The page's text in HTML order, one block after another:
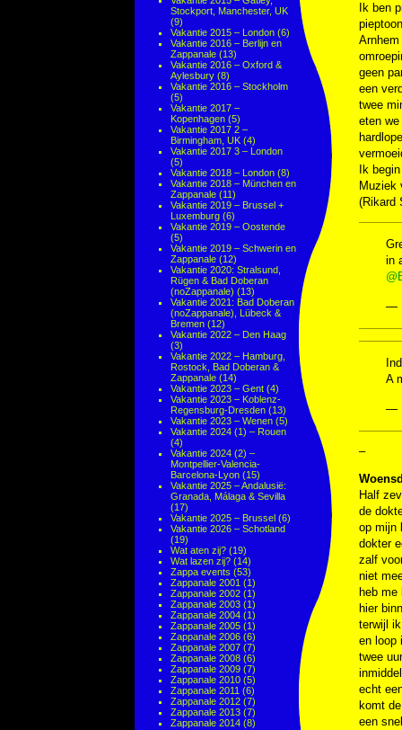
Stockport, Manchester, UK
(9)
Vakantie 2015 – London (6)
Vakantie 2016 – Berlijn en
Zappanale (13)
Vakantie 2016 – Oxford &
Aylesbury (8)
Vakantie 2016 – Stockholm
(5)
Vakantie 2017 –
Kopenhagen (5)
Vakantie 2017 2 –
Birmingham, UK (4)
Vakantie 2017 3 – London
(5)
Vakantie 2018 – London (8)
Vakantie 2018 – München en
Zappanale (11)
Vakantie 2019 – Brussel +
Luxemburg (6)
Vakantie 2019 – Oostende
(5)
Vakantie 2019 – Schwerin en
Zappanale (12)
Vakantie 2020: Stralsund,
Rügen & Bad Doberan
(noZappanale) (13)
Vakantie 2021: Bad Doberan
(noZappanale), Lübeck &
Bremen (12)
Vakantie 2022 – Den Haag
(3)
Vakantie 2022 – Hamburg,
Rostock, Bad Doberan &
Zappanale (14)
Vakantie 2023 – Gent (4)
Vakantie 2023 – Koblenz-
Regensburg-Dresden (13)
Vakantie 2023 – Wenen (5)
Vakantie 2024 (1) – Rouen
(4)
Vakantie 2024 (2) –
Montpellier-Valencia-
Barcelona-Lyon (15)
Vakantie 2025 – Andalusië:
Granada, Málaga & Sevilla
(17)
Vakantie 2025 – Brussel (6)
Vakantie 2026 – Schotland
(19)
Wat aten zij? (19)
Wat lazen zij? (14)
Zappa events (53)
Zappanale 2001 (1)
Zappanale 2002 (1)
Zappanale 2003 (1)
Zappanale 2004 (1)
Zappanale 2005 (1)
Zappanale 2006 (6)
Zappanale 2007 (7)
Zappanale 2008 (6)
Zappanale 2009 (7)
Zappanale 2010 (5)
Zappanale 2011 (6)
Zappanale 2012 (7)
Zappanale 2013 (7)
Zappanale 2014 (8)
Ik ben
geen
een
twee
eten
Ik
Muziek
(Rikard
in
—
A
—
–
Half
de
op mijn
dokter
zalf
niet
heb me
hier
terwijl
en loop
twee
echt
komt
een